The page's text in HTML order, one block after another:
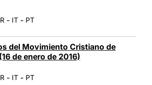
- IT - PT
del Movimiento Cristiano de
de enero de 2016)
- IT - PT